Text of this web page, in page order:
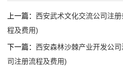
上一篇： 西安武术文化交流公司注
程及费用)
下一篇： 西安森林沙棘产业开发公
司注册流程及费用)